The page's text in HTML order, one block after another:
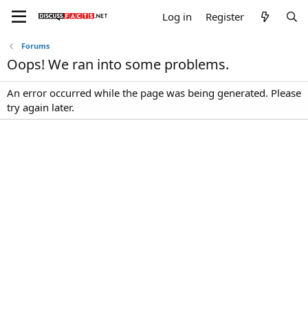
Log in Register
Forums
Oops! We ran into some problems.
An error occurred while the page was being generated. Please
try again later.